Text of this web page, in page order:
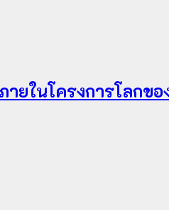
ยในโครงการโลกขอ